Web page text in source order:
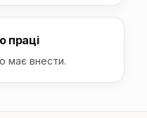
праці
має внести.